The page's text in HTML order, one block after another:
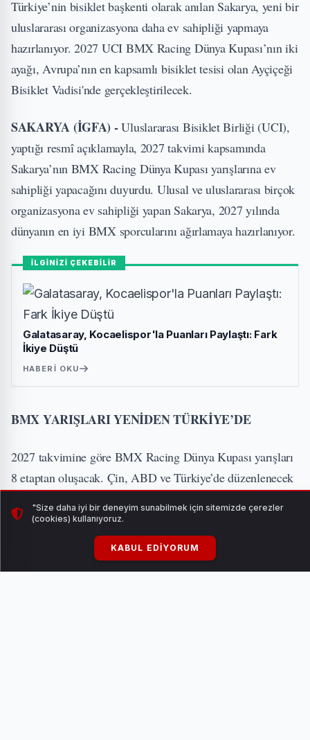
Türkiye’nin bisiklet başkenti olarak anılan Sakarya, yeni bir
uluslararası organizasyona daha ev sahipliği yapmaya
hazırlanıyor. 2027 UCI BMX Racing Dünya Kupası’nın iki
ayağı, Avrupa’nın en kapsamlı bisiklet tesisi olan Ayçiçeği
Bisiklet Vadisi'nde gerçekleştirilecek.
SAKARYA (İGFA) -Uluslararası Bisiklet Birliği (UCI),
yaptığı resmî açıklamayla, 2027 takvimi kapsamında
Sakarya’nın BMX Racing Dünya Kupası yarışlarına ev
sahipliği yapacağını duyurdu. Ulusal ve uluslararası birçok
organizasyona ev sahipliği yapan Sakarya, 2027 yılında
dünyanın en iyi BMX sporcularını ağırlamaya hazırlanıyor.
İLGİNİZİ ÇEKEBİLİR
Galatasaray, Kocaelispor'la Puanları Paylaştı: Fark
İkiye Düştü
HABERI OKU
BMX YARIŞLARI YENİDEN TÜRKİYE’DE
2027 takvimine göre BMX Racing Dünya Kupası yarışları
8 etaptan oluşacak. Çin, ABD ve Türkiye’de düzenlenecek
yapacak.
"Size daha iyi bir deneyim sunabilmek için sitemizde çerezler
(cookies) kullanıyoruz.
KABUL EDIYORUM